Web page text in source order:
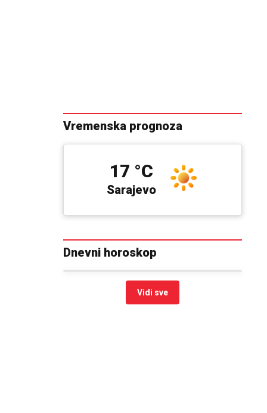
Vremenska prognoza
Sarajevo
17 °C
Dnevni horoskop
Vidi sve